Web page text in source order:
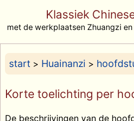
Klassiek
met de werkplaatsen Zhuangzi
start > Huainanzi >
Korte toelichting per
De beschrijvingen van de